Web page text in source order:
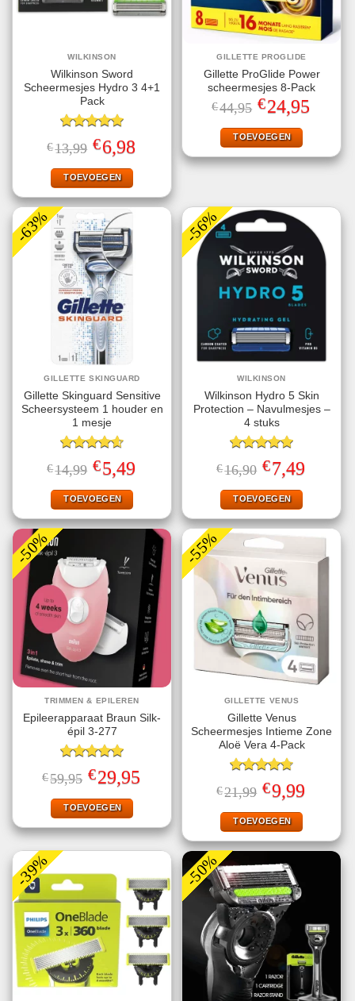
WILKINSON
Wilkinson Sword
Scheermesjes Hydro 3 4+1
Pack
Gewaardeerd
5.00uit 5
€13,99 Oorspronkelijke
prijs
was:
€13,99.
€6,98Huidige
prijs
TOEVOEGEN
GILLETTE PROGLIDE
Gillette ProGlide Power
scheermesjes 8-Pack
€44,95 Oorspronkelijke
prijs
was:
€44,95.
€24,95prijs
TOEVOEGEN
-63%
GILLETTE SKINGUARD
Gillette Skinguard Sensitive
Scheersysteem 1 houder en
1 mesje
Gewaardeerd
4.60uit 5
€14,99 Oorspronkelijke
prijs
was:
€14,99.
€5,49Huidige
prijs
TOEVOEGEN
-56%
WILKINSON
Wilkinson Hydro 5 Skin
Protection – Navulmesjes –
4 stuks
Gewaardeerd
5.00uit 5
€16,90 Oorspronkelijke
prijs
was:
€16,90.
€7,49Huidige
prijs
TOEVOEGEN
-50%
TRIMMEN & EPILEREN
Epileerapparaat Braun Silk-
épil 3-277
Gewaardeerd
5.00uit 5
€59,95 Oorspronkelijke
prijs
was:
€59,95.
€29,95prijs
TOEVOEGEN
-55%
GILLETTE VENUS
Gillette Venus
Scheermesjes Intieme Zone
Aloë Vera 4-Pack
Gewaardeerd
4.75uit 5
€21,99 Oorspronkelijke
prijs
was:
€21,99.
€9,99Huidige
prijs
TOEVOEGEN
-39% -50%